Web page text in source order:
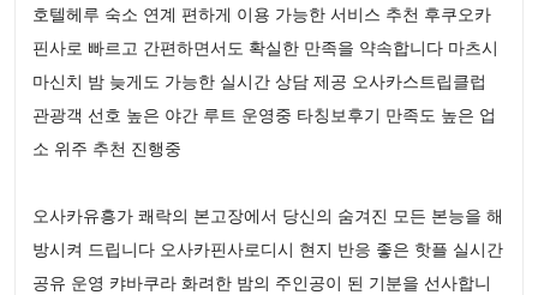
호텔헤루 숙소 연계 편하게 이용 가능한 서비스 추천 후쿠오카
핀사로 빠르고 간편하면서도 확실한 만족을 약속합니다 마츠시
마신치 밤 늦게도 가능한 실시간 상담 제공 오사카스트립클럽
관광객 선호 높은 야간 루트 운영중 타칭보후기 만족도 높은 업
소 위주 추천 진행중
오사카유흥가 쾌락의 본고장에서 당신의 숨겨진 모든 본능을 해
방시켜 드립니다 오사카핀사로디시 현지 반응 좋은 핫플 실시간
공유 운영 캬바쿠라 화려한 밤의 주인공이 된 기분을 선사합니